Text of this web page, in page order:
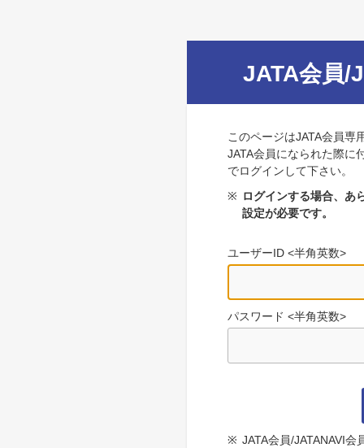
JATA会員/
このページはJATA会員専
JATA会員になられた際に
でログインして下さい。
※ ログインする場合、あ
設定が必要です。
ユーザーID <半角英数>
パスワード <半角英数>
※ JATA会員/JATANAVI